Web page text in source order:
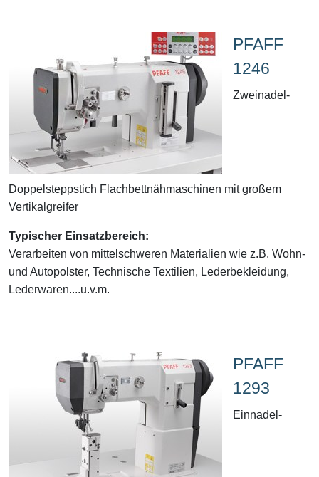
PFAFF
1246
Zweinadel-
Doppelsteppstich Flachbettnähmaschinen mit großem
Vertikalgreifer
Typischer Einsatzbereich:
Verarbeiten von mittelschweren Materialien wie z.B. Wohn-
und Autopolster, Technische Textilien, Lederbekleidung,
Lederwaren....u.v.m.
PFAFF
1293
Einnadel-